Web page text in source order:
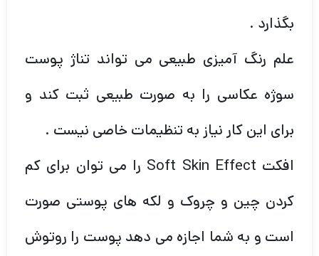
بگذارد .
علم رنگ آمیزی طبیعی می تواند تناژ پوست
سوژه عکاسی را به صورت طبیعی ثبت کند و
برای این کار نیاز به تنظیمات خاصی نیست .
افکت Soft Skin Effect را می توان برای کم
کردن چین و چروک و لکه های پوستی صورت
است و به شما اجازه می دهد پوست را روتوش